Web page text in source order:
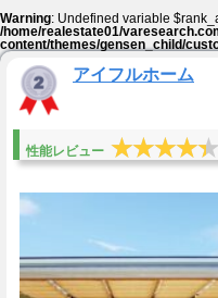
Warning: Undefined variable
/home/realestate01/
content/themes/gensen_child/
アイフルホーム
性能レビュー ★★★★★
★★★★★